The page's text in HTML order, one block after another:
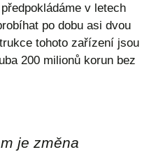
v letech
po dobu asi dvou
tohoto zařízení jsou
200 milionů korun bez
je změna